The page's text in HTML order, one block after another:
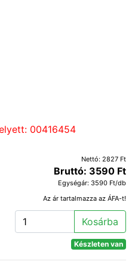
00416454
Nettó: 2827 Ft
Bruttó: 3590 Ft
Egységár: 3590 Ft/db
Az ár tartalmazza az ÁFA-t!
Kosárba
Készleten van